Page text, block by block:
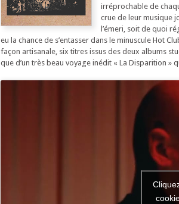
irréprochable de
crue de leur musique
l’émeri, soit de quoi
eu la chance de s’entasser dans le minuscule Hot
façon artisanale, six titres issus des deux albums
que d’un très beau voyage inédit « La Disparition